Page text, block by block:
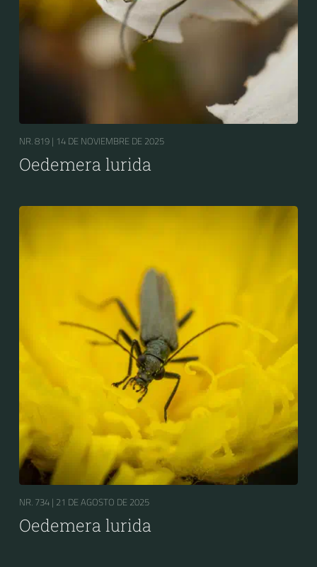
NR. 819 | 14 DE NOVIEMBRE DE 2025
Oedemera lurida
NR. 734 | 21 DE AGOSTO DE 2025
Oedemera lurida